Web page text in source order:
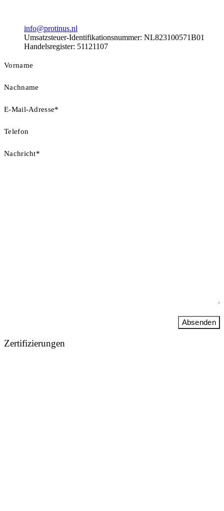
info@protinus.nl
Umsatzsteuer-Identifikationsnummer: NL823100571B01
Handelsregister: 51121107
Name*
Vorname
Nachname
E-Mail-Adresse*
Telefon
Nachricht*
Absenden
Zertifizierungen